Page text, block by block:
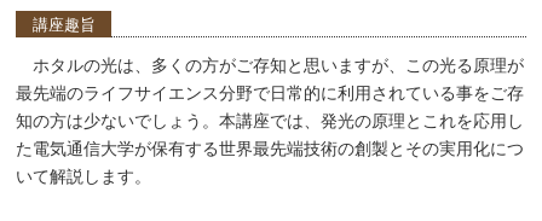
講座趣旨
ホタルの光は、多くの方がご存知と思いますが、この光る原理が
最先端のライフサイエンス分野で日常的に利用されている事をご存
知の方は少ないでしょう。本講座では、発光の原理とこれを応用し
た電気通信大学が保有する世界最先端技術の創製とその実用化につ
いて解説します。